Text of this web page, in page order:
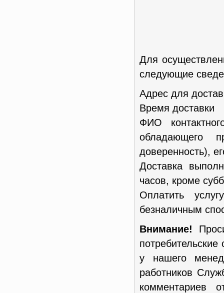
Для
следующие
Адрес для
Время доставки
ФИО
обладающего
доверенность),
Доставка
часов, кроме
Оплатить
безналичным
Внимание!
у нашего
работников
комментариев